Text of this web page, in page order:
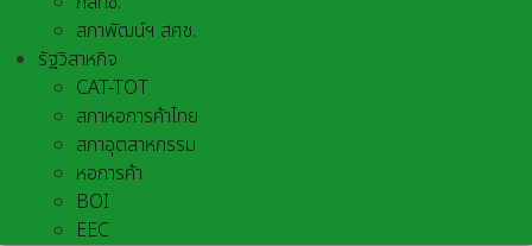
สภาพัฒน์ฯ สศช.
รัฐวิสาหกิจ
CAT-TOT
สภาหอการค้าไทย
สภาอุตสาหกรรม
หอการค้า
BOI
EEC